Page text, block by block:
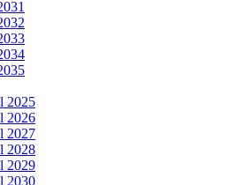
2025
2026
2027
2028
2029
2030